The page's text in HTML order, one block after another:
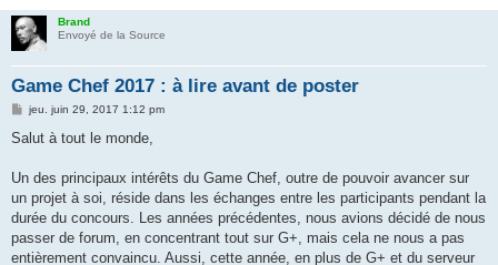
Brand
Envoyé de la Source
Game Chef 2017 : à lire avant de poster
M
s
g
jeu. juin 29, 2017 1:12 pm
Salut à tout le monde,
Un des principaux intérêts du Game Chef, outre de pouvoir avancer sur
un projet à soi, réside dans les échanges entre les participants pendant la
durée du concours. Les années précédentes, nous avions décidé de nous
passer de forum, en concentrant tout sur G+, mais cela ne nous a pas
entièrement convaincu. Aussi, cette année, en plus de G+ et du serveur